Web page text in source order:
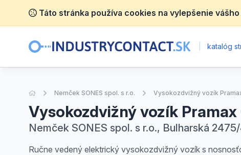
Táto stránka používa cookies na vylepšenie
katalóg
Úvodná stránka
Nemček SONES spol. s r.o. Vysokozdvižný vozík
Vysokozdvižný vozík Pramax
Nemček SONES spol. s r.o., Bulharská
Ručne vedený elektrický vysokozdvižný vozík s